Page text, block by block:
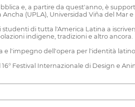
e, a partire da quest'anno, è
(UPLA), Universidad Viña del Mar e
di tutta l'America Latina a
indigene, tradizioni e altro ancora.
e l'impegno dell'opera per l'identità
Festival Internazionale di Design e